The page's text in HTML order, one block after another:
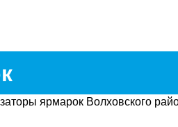
ярмарок Волховского